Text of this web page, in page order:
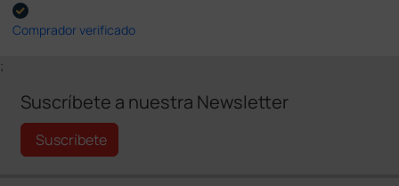
Comprador verificado
;
Suscríbete a nuestra Newsletter
Suscríbete